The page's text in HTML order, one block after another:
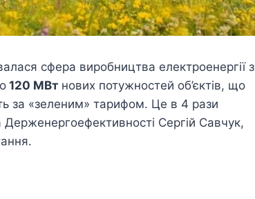
сфера виробництва електроенергії з
120 МВт нових потужностей об’єктів, що
за «зеленим» тарифом. Це в 4 рази
Сергій Савчук,